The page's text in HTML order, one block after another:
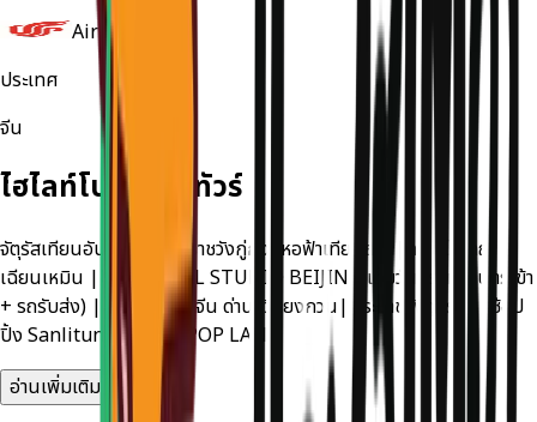
Air China
ประเทศ
จีน
ไฮไลท์โปรแกรมทัวร์
จัตุรัสเทียนอันเหมิน|พระราชวังกู่กง|หอฟ้าเทียนถาน|ถนนโบราณ
เฉียนเหมิน |UNIVERSAL STUDIO BEIJING เต็มวัน (รวมค่าบัตรเข้า
+ รถรับส่ง) |กำแพงเมืองจีน ด่านจวีหยงกวน|พระราชวังฤดูร้อน|ช้อป
ปิ้ง Sanlitun |วัดลามะ|POP LAND
อ่านเพิ่มเติม